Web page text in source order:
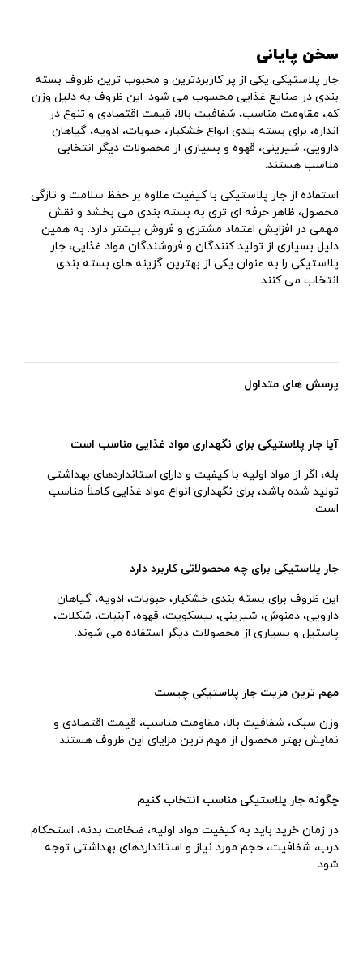
سخن پایانی
جار پلاستیکی یکی از پر کاربردترین و محبوب ترین ظروف بسته
بندی در صنایع غذایی محسوب می شود. این ظروف به دلیل وزن
کم، مقاومت مناسب، شفافیت بالا، قیمت اقتصادی و تنوع در
اندازه، برای بسته بندی انواع خشکبار، حبوبات، ادویه، گیاهان
دارویی، شیرینی، قهوه و بسیاری از محصولات دیگر انتخابی
مناسب هستند.
استفاده از جار پلاستیکی با کیفیت علاوه بر حفظ سلامت و تازگی
محصول، ظاهر حرفه ای تری به بسته بندی می بخشد و نقش
مهمی در افزایش اعتماد مشتری و فروش بیشتر دارد. به همین
دلیل بسیاری از تولید کنندگان و فروشندگان مواد غذایی، جار
پلاستیکی را به عنوان یکی از بهترین گزینه های بسته بندی
انتخاب می کنند.
پرسش های متداول
آیا جار پلاستیکی برای نگهداری مواد غذایی مناسب است
بله، اگر از مواد اولیه با کیفیت و دارای استانداردهای بهداشتی
تولید شده باشد، برای نگهداری انواع مواد غذایی کاملاً مناسب
است.
جار پلاستیکی برای چه محصولاتی کاربرد دارد
این ظروف برای بسته بندی خشکبار، حبوبات، ادویه، گیاهان
دارویی، دمنوش، شیرینی، بیسکویت، قهوه، آبنبات، شکلات،
پاستیل و بسیاری از محصولات دیگر استفاده می شوند.
مهم ترین مزیت جار پلاستیکی چیست
وزن سبک، شفافیت بالا، مقاومت مناسب، قیمت اقتصادی و
نمایش بهتر محصول از مهم ترین مزایای این ظروف هستند.
چگونه جار پلاستیکی مناسب انتخاب کنیم
در زمان خرید باید به کیفیت مواد اولیه، ضخامت بدنه، استحکام
درب، شفافیت، حجم مورد نیاز و استانداردهای بهداشتی توجه
شود.